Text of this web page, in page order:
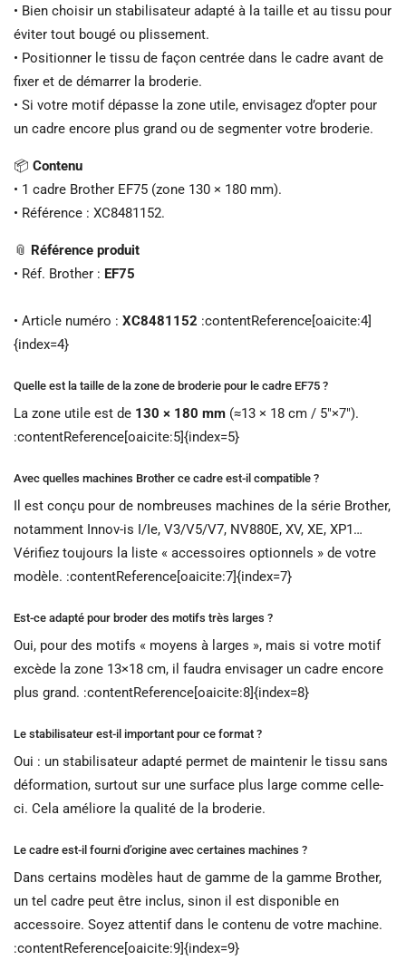
• Bien choisir un stabilisateur adapté à la taille et au tissu pour
éviter tout bougé ou plissement.
• Positionner le tissu de façon centrée dans le cadre avant de
fixer et de démarrer la broderie.
• Si votre motif dépasse la zone utile, envisagez d’opter pour
un cadre encore plus grand ou de segmenter votre broderie.
📦 Contenu
• 1 cadre Brother EF75 (zone 130 × 180 mm).
• Référence : XC8481152.
📎 Référence produit
• Réf. Brother : EF75
• Article numéro : XC8481152 :contentReference[oaicite:4]
{index=4}
Quelle est la taille de la zone de broderie pour le cadre EF75 ?
La zone utile est de 130 × 180 mm (≈13 × 18 cm / 5″×7″).
:contentReference[oaicite:5]{index=5}
Avec quelles machines Brother ce cadre est-il compatible ?
Il est conçu pour de nombreuses machines de la série Brother,
notamment Innov-is I/Ie, V3/V5/V7, NV880E, XV, XE, XP1…
Vérifiez toujours la liste « accessoires optionnels » de votre
modèle. :contentReference[oaicite:7]{index=7}
Est-ce adapté pour broder des motifs très larges ?
Oui, pour des motifs « moyens à larges », mais si votre motif
excède la zone 13×18 cm, il faudra envisager un cadre encore
plus grand. :contentReference[oaicite:8]{index=8}
Le stabilisateur est-il important pour ce format ?
Oui : un stabilisateur adapté permet de maintenir le tissu sans
déformation, surtout sur une surface plus large comme celle-
ci. Cela améliore la qualité de la broderie.
Le cadre est-il fourni d’origine avec certaines machines ?
Dans certains modèles haut de gamme de la gamme Brother,
un tel cadre peut être inclus, sinon il est disponible en
accessoire. Soyez attentif dans le contenu de votre machine.
:contentReference[oaicite:9]{index=9}